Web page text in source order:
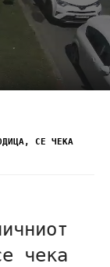
СЕ ЧЕКА
чека